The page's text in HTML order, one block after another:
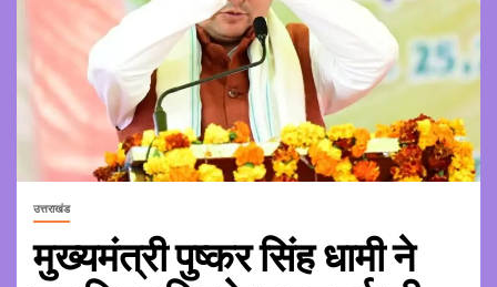
उत्तराखंड
मुख्यमंत्री पुष्कर सिंह धामी ने